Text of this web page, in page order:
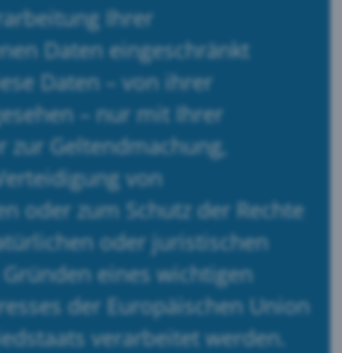
Ihrer
Daten eingeschränkt
Daten – von ihrer
– nur mit Ihrer
zur Geltendmachung,
von
oder zum Schutz der Rechte
oder juristischen
eines wichtigen
der Europäischen Union
verarbeitet werden.